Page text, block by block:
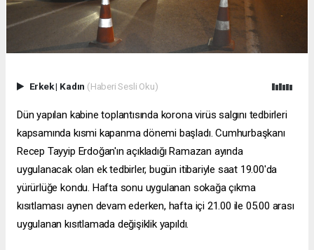
Erkek| Kadın (Haberi Sesli Oku)
Dün yapılan kabine toplantısında korona virüs salgını tedbirleri
kapsamında kısmi kapanma dönemi başladı. Cumhurbaşkanı
Recep Tayyip Erdoğan'ın açıkladığı Ramazan ayında
uygulanacak olan ek tedbirler, bugün itibariyle saat 19.00'da
yürürlüğe kondu. Hafta sonu uygulanan sokağa çıkma
kısıtlaması aynen devam ederken, hafta içi 21.00 ile 05.00 arası
uygulanan kısıtlamada değişiklik yapıldı.